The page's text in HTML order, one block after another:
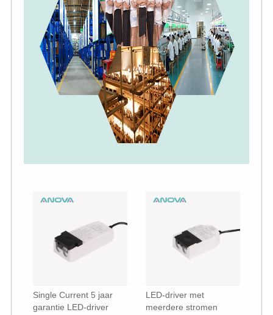
Single Current 5 jaar
garantie LED-driver
LED-driver met
meerdere stromen